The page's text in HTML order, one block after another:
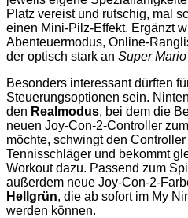
Platz vereist und rutschig, mal
einen Mini-Pilz-Effekt. Ergänzt
Abenteuermodus, Online-
der optisch stark an Super
Besonders interessant dürften
Steuerungsoptionen sein.
den Realmodus, bei dem die
neuen Joy-Con-2-Controller
möchte, schwingt den
Tennisschläger und bekommt
Workout dazu. Passend zum
außerdem neue Joy-Con-2-
Hellgrün, die ab sofort im My
werden können.